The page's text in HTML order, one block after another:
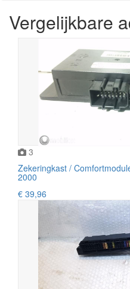
Vergelijkbare
3
Zekeringkast /
2000
€ 39,96